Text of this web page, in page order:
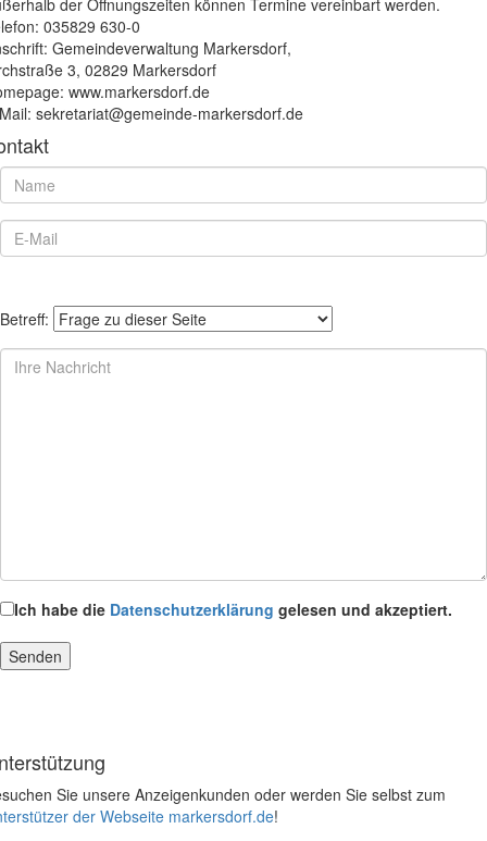
035829 630-0
Gemeindeverwaltung Markersdorf,
3, 02829 Markersdorf
www.markersdorf.de
sekretariat@gemeinde-markersdorf.de
Betreff:
Ich habe die Datenschutzerklärung gelesen und akzeptiert.
Sie unsere Anzeigenkunden oder werden Sie selbst zum
der Webseite markersdorf.de!